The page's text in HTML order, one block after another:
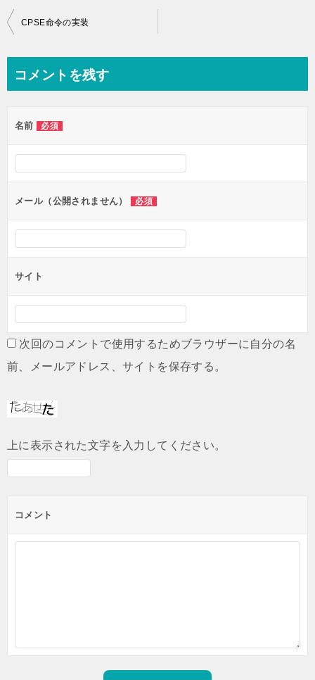
投
ビ
ー
シ
ン
CPSE命令の実装
コメントを残す
名前 必須
メール（公開されません） 必須
サイト
次回のコメントで使用するためブラウザーに自分の名
前、メールアドレス、サイトを保存する。
上に表示された文字を入力してください。
コメント